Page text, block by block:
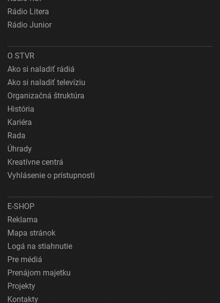
Rádio Litera
Rádio Junior
O STVR
Ako si naladiť rádiá
Ako si naladiť televíziu
Organizačná štruktúra
História
Kariéra
Rada
Úhrady
Kreatívne centrá
Vyhlásenie o prístupnosti
E-SHOP
Reklama
Mapa stránok
Logá na stiahnutie
Pre médiá
Prenájom majetku
Projekty
Kontakty